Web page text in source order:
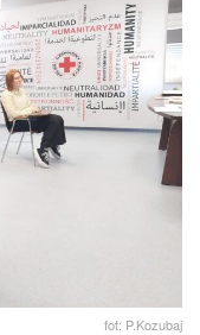
fot: P.Kozubaj